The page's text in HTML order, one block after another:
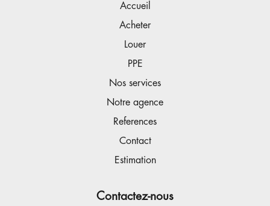
Accueil
Acheter
Louer
PPE
Nos services
Notre agence
References
Contact
Estimation
Contactez-nous